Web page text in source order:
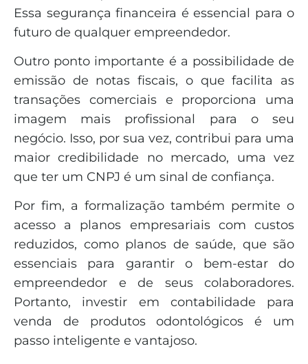
Essa segurança financeira é essencial para o
futuro de qualquer empreendedor.
Outro ponto importante é a possibilidade de
emissão de notas fiscais, o que facilita as
transações comerciais e proporciona uma
imagem mais profissional para o seu
negócio. Isso, por sua vez, contribui para uma
maior credibilidade no mercado, uma vez
que ter um CNPJ é um sinal de confiança.
Por fim, a formalização também permite o
acesso a planos empresariais com custos
reduzidos, como planos de saúde, que são
essenciais para garantir o bem-estar do
empreendedor e de seus colaboradores.
Portanto, investir em contabilidade para
venda de produtos odontológicos é um
passo inteligente e vantajoso.